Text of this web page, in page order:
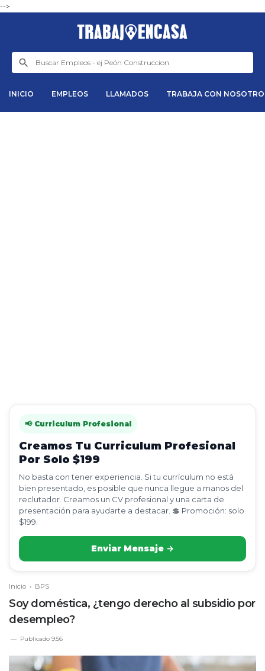
-->
INICIO EMPLEOS LLAMADOS TRABAJA CON
📢 Curriculum Profesional
Creamos Tu Curriculum Profesional
Por Solo $199
No basta con tener experiencia. Si tu currículum no está
bien presentado, es posible que nunca llegue a manos del
reclutador. Creamos un CV profesional y una carta de
presentación para ayudarte a destacar. 💲 Promoción: solo
$199.
Enviar Mensaje →
Inicio › BPS
Soy doméstica, ¿tengo derecho al subsidio por
desempleo?
Publicado 9:56